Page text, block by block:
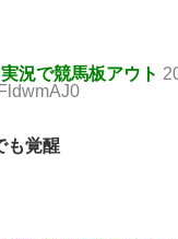
況で競馬板アウト
も覚醒